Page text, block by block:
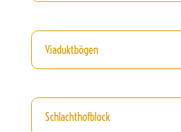
Viaduktbögen
Schlachthofblock